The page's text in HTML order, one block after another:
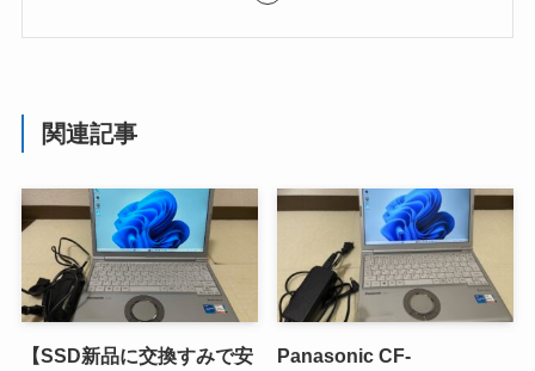
関連記事
【SSD新品に交換すみで安
Panasonic CF-